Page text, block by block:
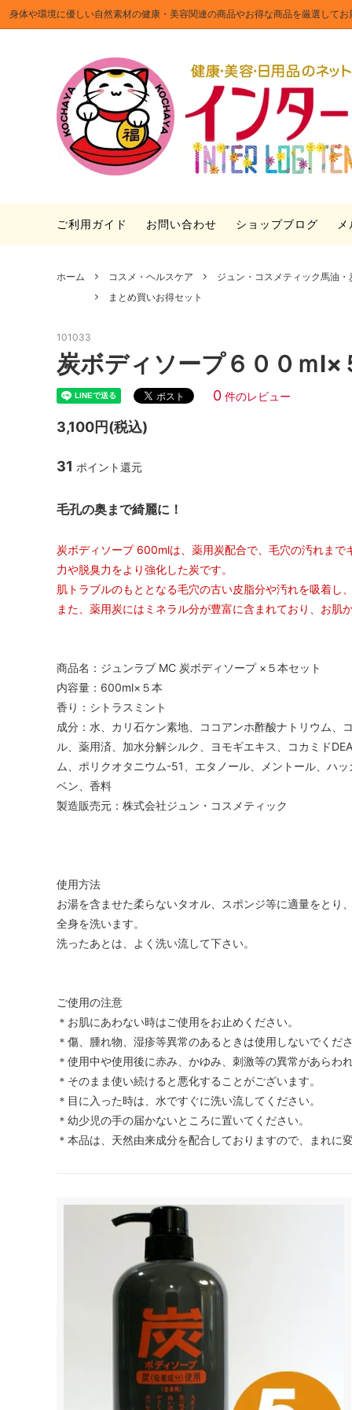
身体や環境に優しい自然素材の健康・美容関連の商品やお得な商品を厳選して
食品・ドリンク インテ
ファッション小物 ときお
まとめ買いお得セット セール
「つぼ漬昆布」を使った簡単レシピ
「つぼ
日本手ぬぐいの伝統文様・使い道
ご利用ガイド お問い合わせ ショップブログ
ホーム コスメ・ヘルスケア
ジュン・コスメティック馬油・
まとめ買いお得セット
101033
炭ボディソープ６００ｍl×
0 件のレビュー
3,100円(税込)
31 ポイント還元
毛孔の奥まで綺麗に！
炭ボディソープ 600mlは、薬用炭配合で、毛穴の汚れま
力や脱臭力をより強化した炭です。
肌トラブルのもととなる毛穴の古い皮脂分や汚れを吸着し
また、薬用炭にはミネラル分が豊富に含まれており、お肌
商品名：ジュンラブ MC 炭ボディソープ ×５本セット
内容量：600ml×５本
香り：シトラスミント
成分：水、カリ石ケン素地、ココアンホ酢酸ナトリウム
ル、薬用済、加水分解シルク、ヨモギエキス、コカミド
ム、ポリクオタニウム-51、エタノール、メントール、ハ
ベン、香料
製造販売元：株式会社ジュン・コスメティック
使用方法
お湯を含ませた柔らないタオル、スポンジ等に適量をとり
全身を洗います。
洗ったあとは、よく洗い流して下さい。
ご使用の注意
＊お肌にあわない時はご使用をお止めください。
＊傷、腫れ物、湿疹等異常のあるときは使用しないでくだ
＊使用中や使用後に赤み、かゆみ、刺激等の異常があら
＊そのまま使い続けると悪化することがございます。
＊目に入った時は、水ですぐに洗い流してください。
＊幼少児の手の届かないところに置いてください。
＊本品は、天然由来成分を配合しておりますので、まれ